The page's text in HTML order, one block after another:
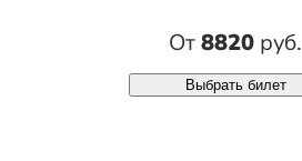
От8820 руб.
Выбрать билет